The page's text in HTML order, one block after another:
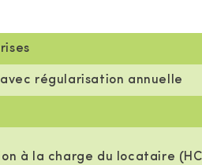
régularisation annuelle
à la charge du locataire